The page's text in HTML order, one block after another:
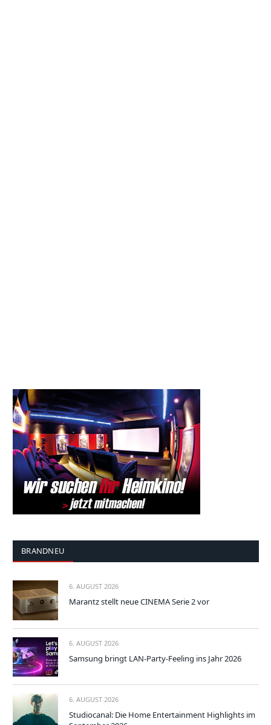
BRANDNEU
6. AUGUST 2026
Marantz stellt neue CINEMA Serie 2 vor
6. AUGUST 2026
Samsung bringt LAN-Party-Feeling ins Jahr 2026
6. AUGUST 2026
Studiocanal: Die Home Entertainment Highlights im